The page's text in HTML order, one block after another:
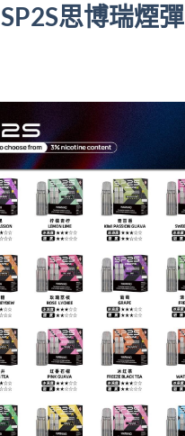
SP2S思博瑞煙彈